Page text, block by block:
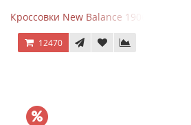
Кроссовки New Balance 1906R Arid
12470